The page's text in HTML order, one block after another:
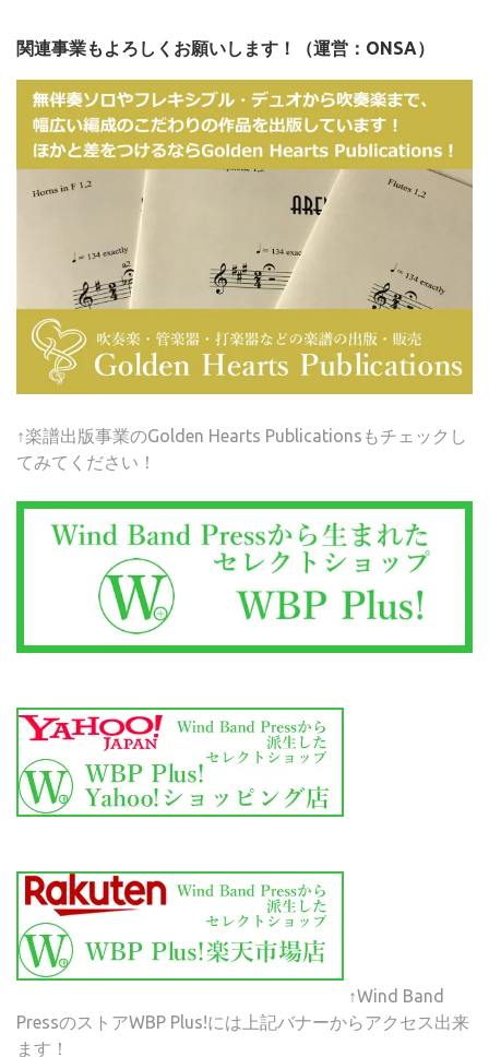
関連事業もよろしくお願いします！（運営：ONSA）
↑楽譜出版事業のGolden Hearts Publicationsもチェックし
てみてください！
↑Wind Band
PressのストアWBP Plus!には上記バナーからアクセス出来
ます！